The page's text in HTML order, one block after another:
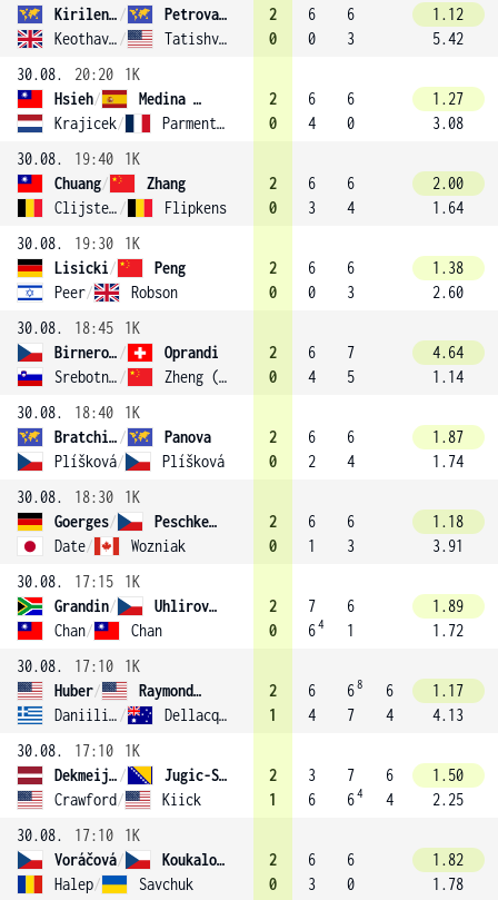
Kirilenko /
Petrova (4)
Keothavong / Tatishvili
2
0
6
0
6
3
1.12
5.42
30.08.
20:20
1K
Hsieh/
Medina Garrigues (16)
Krajicek/ Parmentier
2
0
6
4
6
0
1.27
3.08
30.08.
19:40
1K
Chuang/
Zhang
Clijsters / Flipkens
2
0
6
3
6
4
2.00
1.64
30.08.
19:30
1K
Lisicki/
Peng
Peer/ Robson
2
0
6
0
6
3
1.38
2.60
30.08.
18:45
1K
Birnerová /
Oprandi
Srebotnik / Zheng (7)
2
0
6
4
7
5
4.64
1.14
30.08.
18:40
1K
Bratchikova /
Panova
Plíšková/ Plíšková
2
0
6
2
6
4
1.87
1.74
30.08.
18:30
1K
Goerges/
Peschke (11)
Date/ Wozniak
2
0
6
1
6
3
1.18
3.91
30.08.
17:15
1K
Grandin/
Uhlirova (14)
Chan/ Chan
2
0
7
64
6
1
1.89
1.72
30.08.
17:10
1K
Huber/
Raymond (1)
Daniilidou / Dellacqua
2
1
6
4
68
7
6
4
1.17
4.13
30.08.
17:10
1K
Dekmeijere /
Jugic-Salkic
Crawford/ Kiick
2
1
3
6
7
64
6
4
1.50
2.25
30.08.
17:10
1K
Voráčová/
Koukalová
Halep/ Savchuk
2
0
6
3
6
0
1.82
1.78